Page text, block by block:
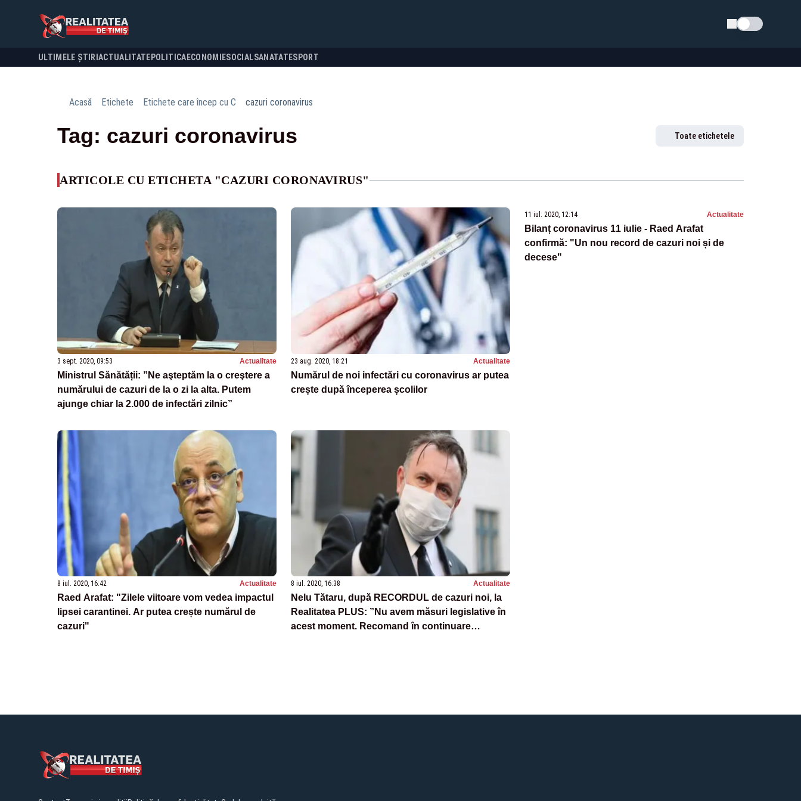
Schimba tema
ULTIMELE ȘTIRI ACTUALITATE POLITICA ECONOMIESOCIALSANATATESPORT
Acasă Etichete Etichete care încep cu C cazuri coronavirus
Tag: cazuri coronavirus Toate etichetele
ARTICOLE CU ETICHETA "CAZURI CORONAVIRUS"
3 sept. 2020, 09:53 Actualitate
Ministrul Sănătății: ”Ne aşteptăm la o creştere a
numărului de cazuri de la o zi la alta. Putem
ajunge chiar la 2.000 de infectări zilnic”
23 aug. 2020, 18:21 Actualitate
Numărul de noi infectări cu coronavirus ar putea
crește după începerea școlilor
11 iul. 2020, 12:14 Actualitate
Bilanț coronavirus 11 iulie - Raed Arafat
confirmă: "Un nou record de cazuri noi și de
decese"
8 iul. 2020, 16:42 Actualitate
Raed Arafat: "Zilele viitoare vom vedea impactul
lipsei carantinei. Ar putea crește numărul de
cazuri"
8 iul. 2020, 16:38 Actualitate
Nelu Tătaru, după RECORDUL de cazuri noi, la
Realitatea PLUS: ”Nu avem măsuri legislative în
acest moment. Recomand în continuare